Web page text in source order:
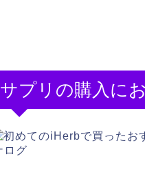
サプリの購入に